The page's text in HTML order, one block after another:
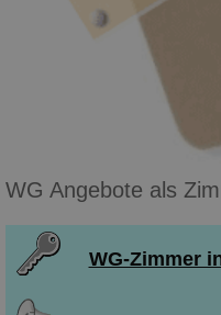
WG Angebote als
WG-Zimmer